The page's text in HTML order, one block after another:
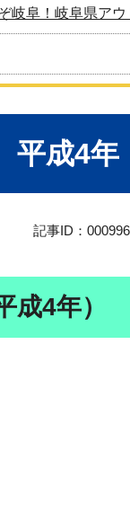
岐阜！岐阜県ア
平成4年
記事ID：
成4年）